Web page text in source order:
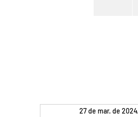
27 de mar. de 2024